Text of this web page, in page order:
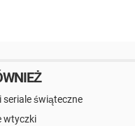
seriale świąteczne
wtyczki